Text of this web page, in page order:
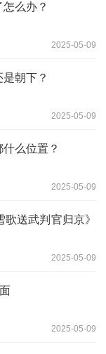
么办？
2025-05-09
朝下？
2025-05-09
么位置？
2025-05-09
送武判官归京》
2025-05-09
2025-05-09